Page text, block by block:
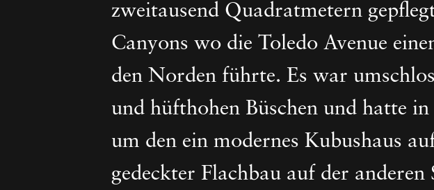
zweitausend Quadratmetern
Canyons wo die Toledo Avenue
den Norden führte. Es war
und hüfthohen Büschen und hatte
um den ein modernes Kubushaus
gedeckter Flachbau auf der